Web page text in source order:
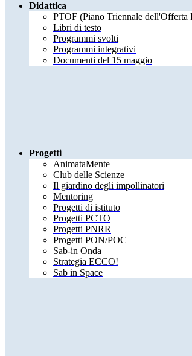
Didattica
PTOF (Piano Triennale dell'Offerta
Libri di testo
Programmi svolti
Programmi integrativi
Documenti del 15 maggio
Progetti
AnimataMente
Club delle Scienze
Il giardino degli impollinatori
Mentoring
Progetti di istituto
Progetti PCTO
Progetti PNRR
Progetti PON/POC
Sab-in Onda
Strategia ECCO!
Sab in Space